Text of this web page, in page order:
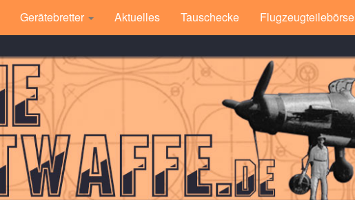
Gerätebretter Aktuelles Tauschecke Flugzeugteilebörse